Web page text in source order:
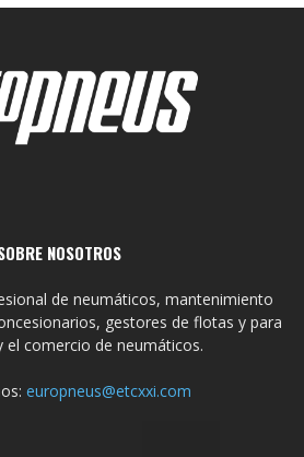
NOSOTROS
de neumáticos, mantenimiento
gestores de flotas y para
el comercio de neumáticos.
europneus@etcxxi.com